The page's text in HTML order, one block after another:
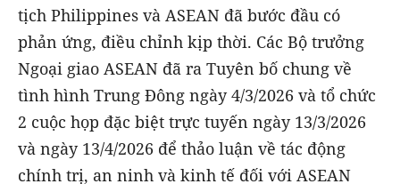
tịch Philippines và ASEAN đã bước đầu có
phản ứng, điều chỉnh kịp thời. Các Bộ trưởng
Ngoại giao ASEAN đã ra Tuyên bố chung về
tình hình Trung Đông ngày 4/3/2026 và tổ chức
2 cuộc họp đặc biệt trực tuyến ngày 13/3/2026
và ngày 13/4/2026 để thảo luận về tác động
chính trị, an ninh và kinh tế đối với ASEAN